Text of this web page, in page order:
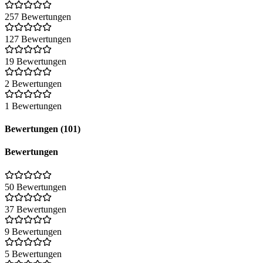
257 Bewertungen
127 Bewertungen
19 Bewertungen
2 Bewertungen
1 Bewertungen
Bewertungen (101)
Bewertungen
50 Bewertungen
37 Bewertungen
9 Bewertungen
5 Bewertungen